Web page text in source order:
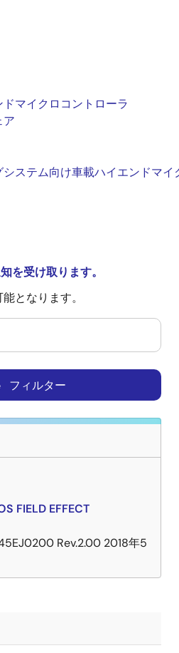
マイクロコントローラ
ア
ステム向け車載ハイエンドマイ
を受け取ります。
となります。
フィルター
FIELD EFFECT
Rev.2.00 2018年5